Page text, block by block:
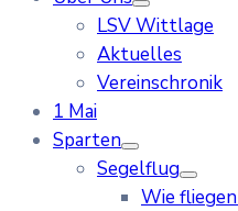
LSV Wittlage
Aktuelles
Vereinschronik
1 Mai
Sparten
Segelflug
Wie